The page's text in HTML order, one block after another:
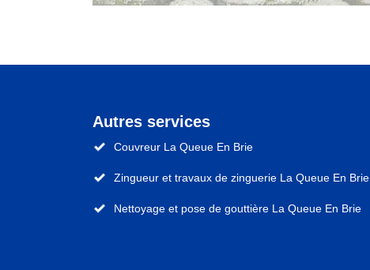
Autres services
Couvreur La Queue En Brie
Zingueur et travaux de zinguerie La Queue En Brie
Nettoyage et pose de gouttière La Queue En Brie